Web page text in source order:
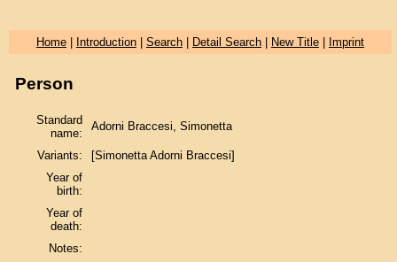
Home| Introduction| Search| Detail Search| New Title| Imprint
Person
Standard
name:
Adorni Braccesi, Simonetta
Variants:
[Simonetta Adorni Braccesi]
Year of
birth:
Year of
death:
Notes: